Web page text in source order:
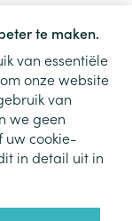
te maken.
van essentiële
onze website
van
we geen
uw cookie-
in detail uit in